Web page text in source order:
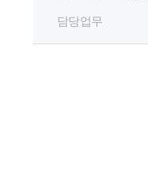
담당업무